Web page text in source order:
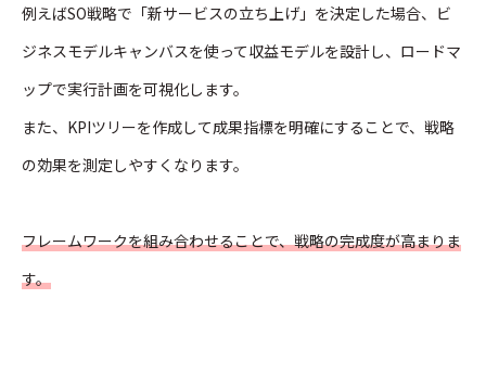
例えばSO戦略で「新サービスの立ち上げ」を決定した場合、ビ
ジネスモデルキャンバスを使って収益モデルを設計し、ロードマ
ップで実行計画を可視化します。
また、KPIツリーを作成して成果指標を明確にすることで、戦略
の効果を測定しやすくなります。
フレームワークを組み合わせることで、戦略の完成度が高まりま
す。